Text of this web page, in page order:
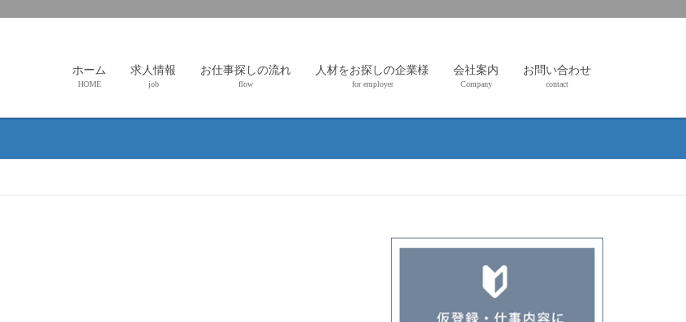
ホーム
HOME
求人情報
job
お仕事探しの流れ
flow
人材をお探しの企業様
for employer
会社案内
Company
お問い合わせ
contact